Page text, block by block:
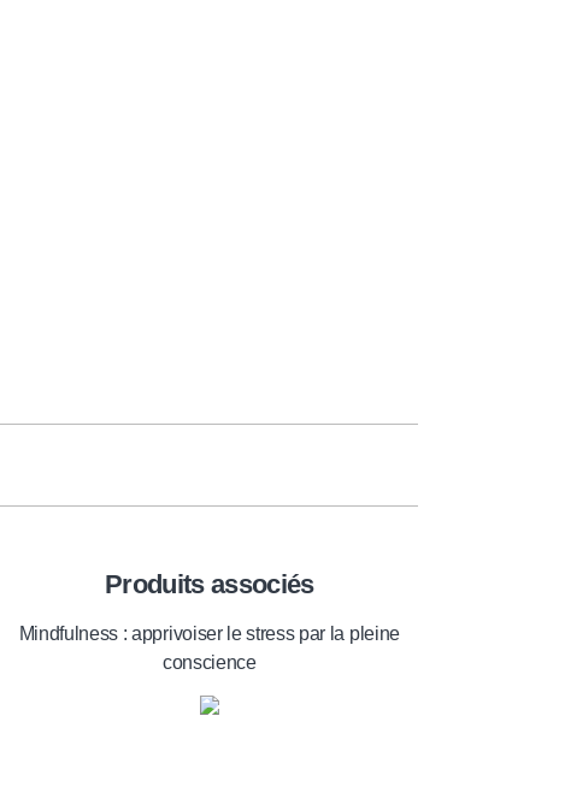
Produits associés
Mindfulness : apprivoiser le stress par la pleine
conscience